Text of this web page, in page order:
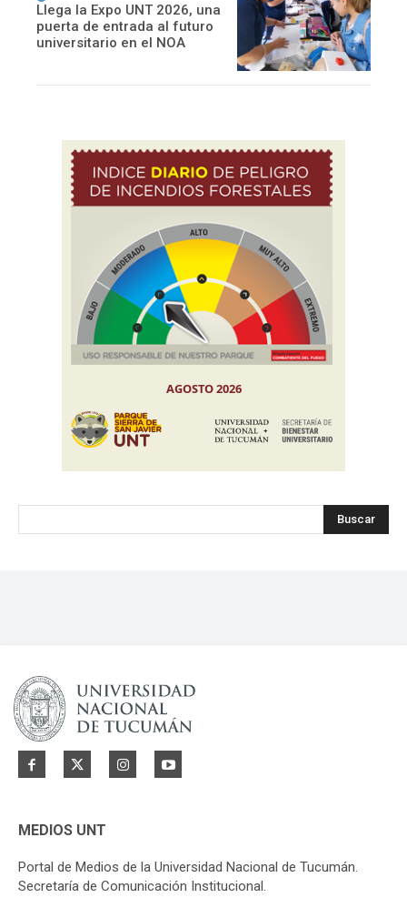
Llega la Expo UNT 2026, una
puerta de entrada al futuro
universitario en el NOA
Buscar
MEDIOS UNT
Portal de Medios de la Universidad Nacional de Tucumán.
Secretaría de Comunicación Institucional.